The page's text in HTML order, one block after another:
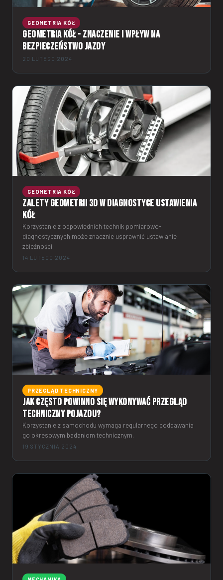
GEOMETRIA KÓŁ
Geometria kół - znaczenie i wpływ na
bezpieczeństwo jazdy
20 LUTEGO 2024
GEOMETRIA KÓŁ
Zalety geometrii 3D w diagnostyce ustawienia
kół
Korzystanie z odpowiednich technik pomiarowo-
diagnostycznych może znacznie usprawnić ustawianie
zbieżności.
14 LUTEGO 2024
PRZEGLĄD TECHNICZNY
Jak często powinno się wykonywać przegląd
techniczny pojazdu?
Korzystanie z samochodu wymaga regularnego poddawania
go okresowym badaniom technicznym.
19 STYCZNIA 2024